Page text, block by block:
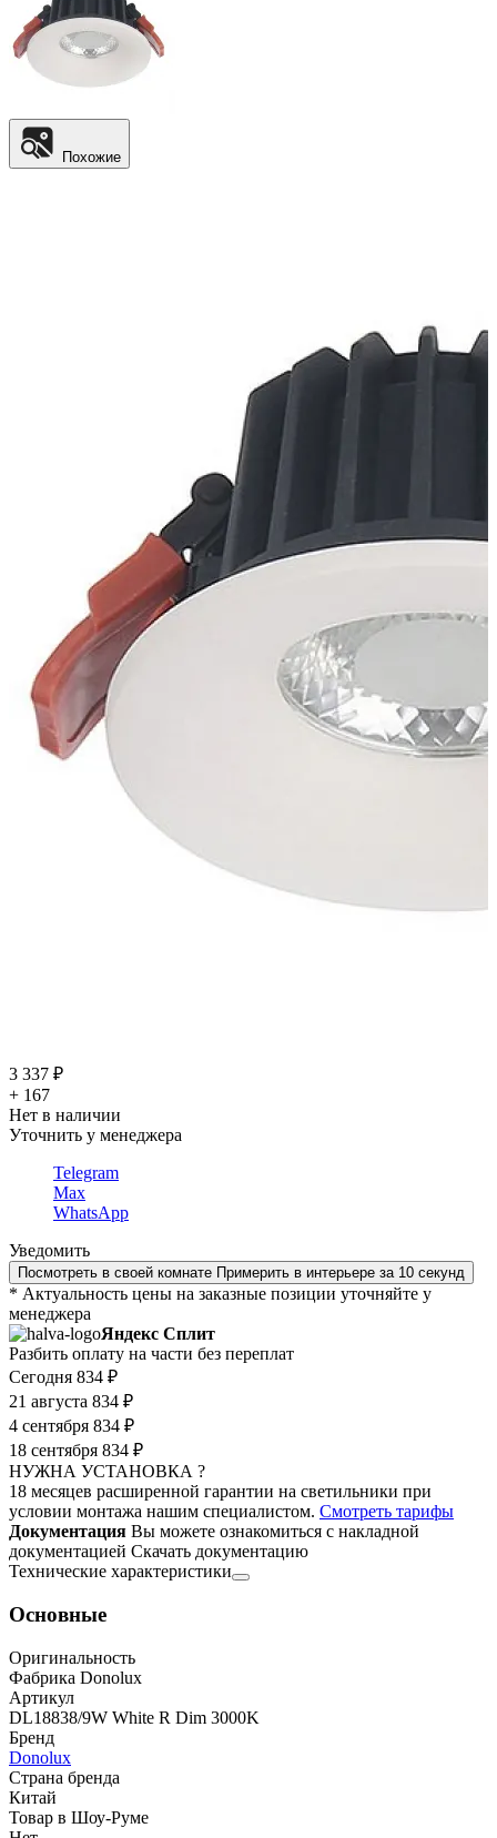
Похожие
3 337 ₽
+ 167
Нет в наличии
Уточнить у менеджера
Telegram
Max
WhatsApp
Уведомить
Посмотреть в своей комнате Примерить в интерьере за 10 секунд
* Актуальность цены на заказные позиции уточняйте у
менеджера
Яндекс Сплит
Разбить оплату на части без переплат
Сегодня 834 ₽
21 августа 834 ₽
4 сентября 834 ₽
18 сентября 834 ₽
НУЖНА УСТАНОВКА ?
18 месяцев расширенной гарантии на светильники при
условии монтажа нашим специалистом. Смотреть тарифы
Документация Вы можете ознакомиться с накладной
документацией Скачать документацию
Технические характеристики
Основные
Оригинальность
Фабрика Donolux
Артикул
DL18838/9W White R Dim 3000K
Бренд
Donolux
Страна бренда
Китай
Товар в Шоу-Руме